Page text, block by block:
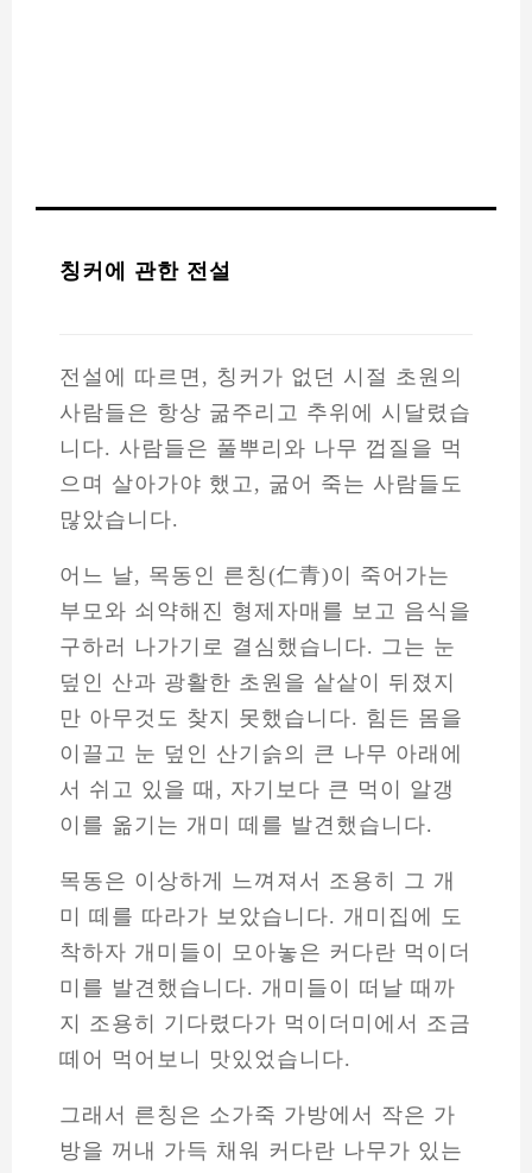
칭커에 관한 전설
전설에 따르면, 칭커가 없던 시절 초원의
사람들은 항상 굶주리고 추위에 시달렸습
니다. 사람들은 풀뿌리와 나무 껍질을 먹
으며 살아가야 했고, 굶어 죽는 사람들도
많았습니다.
어느 날, 목동인 른칭(仁青)이 죽어가는
부모와 쇠약해진 형제자매를 보고 음식을
구하러 나가기로 결심했습니다. 그는 눈
덮인 산과 광활한 초원을 샅샅이 뒤졌지
만 아무것도 찾지 못했습니다. 힘든 몸을
이끌고 눈 덮인 산기슭의 큰 나무 아래에
서 쉬고 있을 때, 자기보다 큰 먹이 알갱
이를 옮기는 개미 떼를 발견했습니다.
목동은 이상하게 느껴져서 조용히 그 개
미 떼를 따라가 보았습니다. 개미집에 도
착하자 개미들이 모아놓은 커다란 먹이더
미를 발견했습니다. 개미들이 떠날 때까
지 조용히 기다렸다가 먹이더미에서 조금
떼어 먹어보니 맛있었습니다.
그래서 른칭은 소가죽 가방에서 작은 가
방을 꺼내 가득 채워 커다란 나무가 있는